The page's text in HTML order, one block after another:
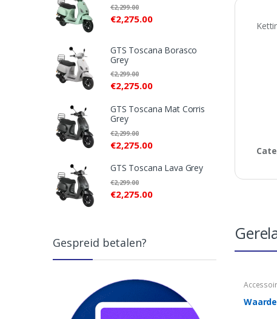
€2,275.00
€2,299.00
GTS Toscana Borasco
Grey
€2,275.00
€2,299.00
GTS Toscana Mat Corris
Grey
€2,275.00
€2,299.00
GTS Toscana Lava Grey
€2,275.00
€2,299.00
Gespreid betalen?